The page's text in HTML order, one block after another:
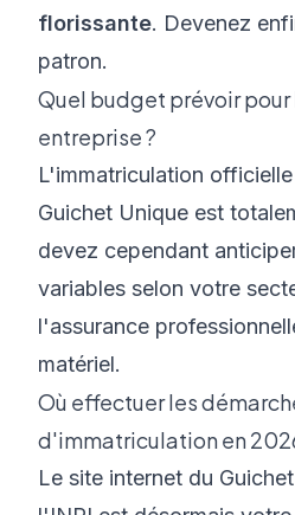
florissante. Devenez
patron.
Quel budget prévoir pour
entreprise ?
L'immatriculation
Guichet Unique est
devez cependant
variables selon votre
l'assurance
matériel.
Où effectuer les
d'immatriculation en
Le site internet du